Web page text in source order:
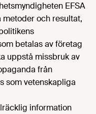
EFSA
och resultat,
betalas av företag
uppstå missbruk av
från
som vetenskapliga
information